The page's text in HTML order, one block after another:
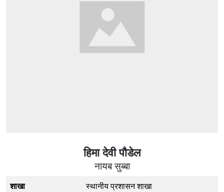
हिमा देवी पौडेल
नायब सुब्बा
शाखा
स्थानीय प्रशासन शाखा